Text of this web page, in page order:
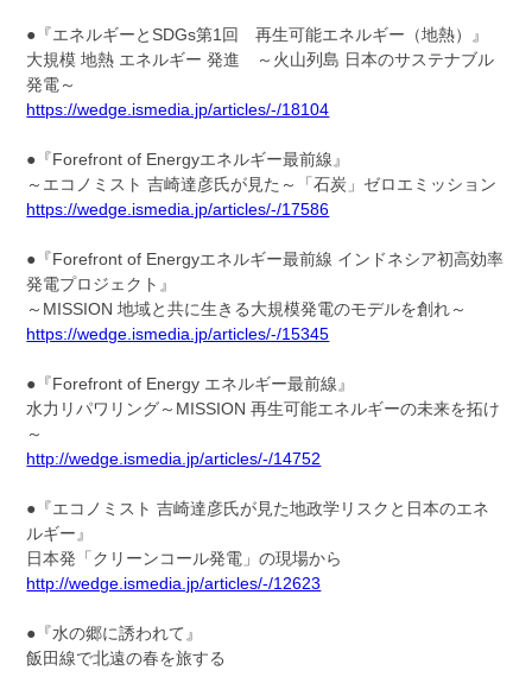
●『エネルギーとSDGs第1回 再生可能エネルギー（地熱）』
大規模 地熱 エネルギー 発進 ～火山列島 日本のサステナブル
発電～
https://wedge.ismedia.jp/articles/-/18104
●『Forefront of Energyエネルギー最前線』
～エコノミスト 吉崎達彦氏が見た～「石炭」ゼロエミッション
https://wedge.ismedia.jp/articles/-/17586
●『Forefront of Energyエネルギー最前線 インドネシア初高効率
発電プロジェクト』
～MISSION 地域と共に生きる大規模発電のモデルを創れ～
https://wedge.ismedia.jp/articles/-/15345
●『Forefront of Energy エネルギー最前線』
水力リパワリング～MISSION 再生可能エネルギーの未来を拓け
～
http://wedge.ismedia.jp/articles/-/14752
●『エコノミスト 吉崎達彦氏が見た地政学リスクと日本のエネ
ルギー』
日本発「クリーンコール発電」の現場から
http://wedge.ismedia.jp/articles/-/12623
●『水の郷に誘われて』
飯田線で北遠の春を旅する